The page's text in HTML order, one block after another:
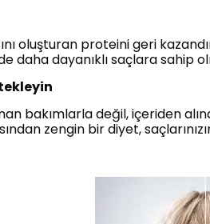
oluşturan proteini geri
daha dayanıklı saçlara sahip
bakımlarla değil, içeriden
zengin bir diyet,